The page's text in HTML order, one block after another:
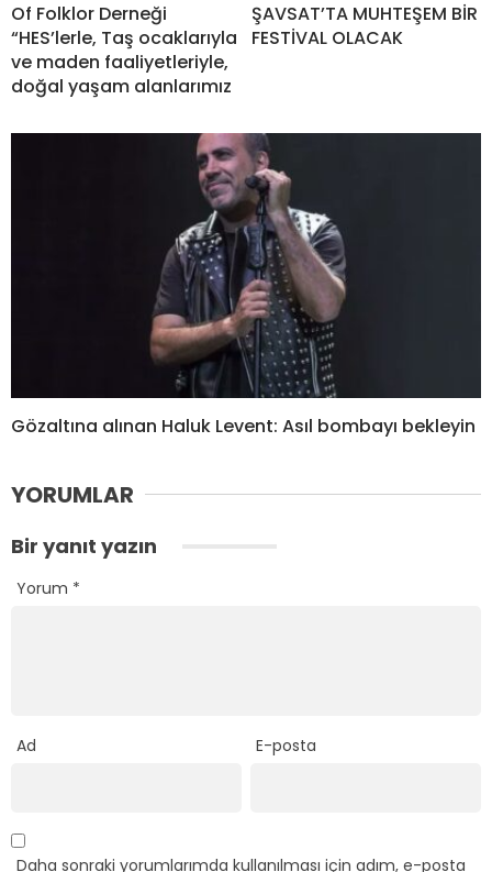
Of Folklor Derneği
“HES’lerle, Taş ocaklarıyla
ve maden faaliyetleriyle,
doğal yaşam alanlarımız
ŞAVSAT’TA MUHTEŞEM BİR
FESTİVAL OLACAK
Gözaltına alınan Haluk Levent: Asıl bombayı bekleyin
YORUMLAR
Bir yanıt yazın
Yorum *
Ad E-posta
Daha sonraki yorumlarımda kullanılması için adım, e-posta